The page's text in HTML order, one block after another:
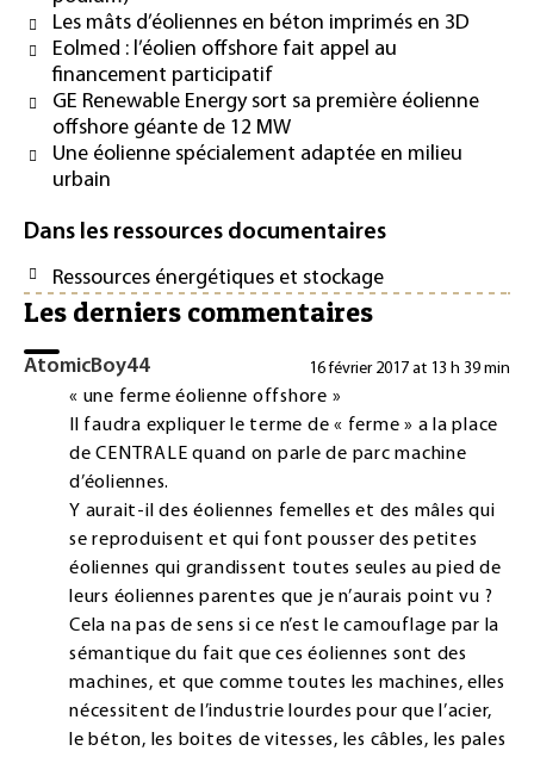
Les mâts d’éoliennes en béton imprimés en 3D
Eolmed : l’éolien offshore fait appel au
financement participatif
GE Renewable Energy sort sa première éolienne
offshore géante de 12 MW
Une éolienne spécialement adaptée en milieu
urbain
Dans les ressources documentaires
Ressources énergétiques et stockage
Les derniers commentaires
AtomicBoy44 16 février 2017 at 13 h 39 min
« une ferme éolienne offshore »
Il faudra expliquer le terme de « ferme » a la place
de CENTRALE quand on parle de parc machine
d’éoliennes.
Y aurait-il des éoliennes femelles et des mâles qui
se reproduisent et qui font pousser des petites
éoliennes qui grandissent toutes seules au pied de
leurs éoliennes parentes que je n’aurais point vu ?
Cela na pas de sens si ce n’est le camouflage par la
sémantique du fait que ces éoliennes sont des
machines, et que comme toutes les machines, elles
nécessitent de l’industrie lourdes pour que l’acier,
le béton, les boites de vitesses, les câbles, les pales